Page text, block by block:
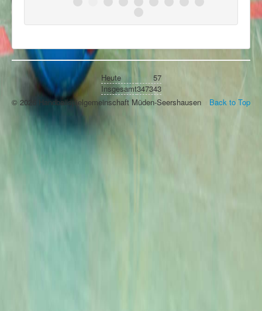
Heute
57
Insgesamt347343
Back to Top
© 2026 Handballspielgemeinschaft Müden-Seershausen